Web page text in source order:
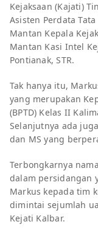
Kejaksaan (Kajati)
Asisten Perdata
Mantan Kepala
Mantan Kasi Intel
Pontianak, STR.
Tak hanya itu,
yang merupakan
(BPTD) Kelas II
Selanjutnya ada
dan MS yang
Terbongkarnya
dalam persidangan
Markus kepada tim
dimintai sejumlah
Kejati Kalbar.